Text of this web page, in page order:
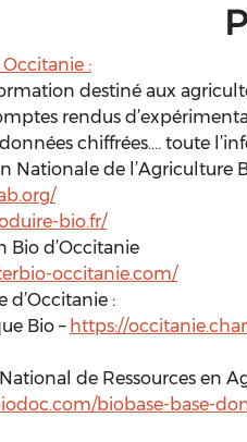
:
destiné aux
rendus
chiffrées…. toute
Nationale de l’Agriculture
bio.fr/
Bio d’Occitanie
occitanie.com/
d’Occitanie :
Bio – https://
National de Ressources en
biobase-base-